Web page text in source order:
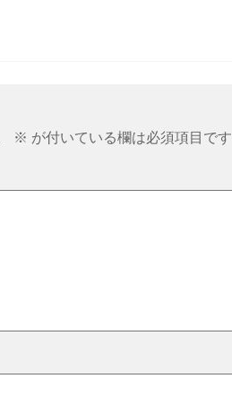
※ が付いている欄は必須項目です